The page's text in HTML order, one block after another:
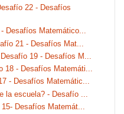
22 - Desafíos
Desafíos Matemático...
21 - Desafíos Mat...
19 - Desafíos M...
18 - Desafíos Matemáti...
- Desafíos Matemátic...
la escuela? - Desafío ...
Desafíos Matemát...